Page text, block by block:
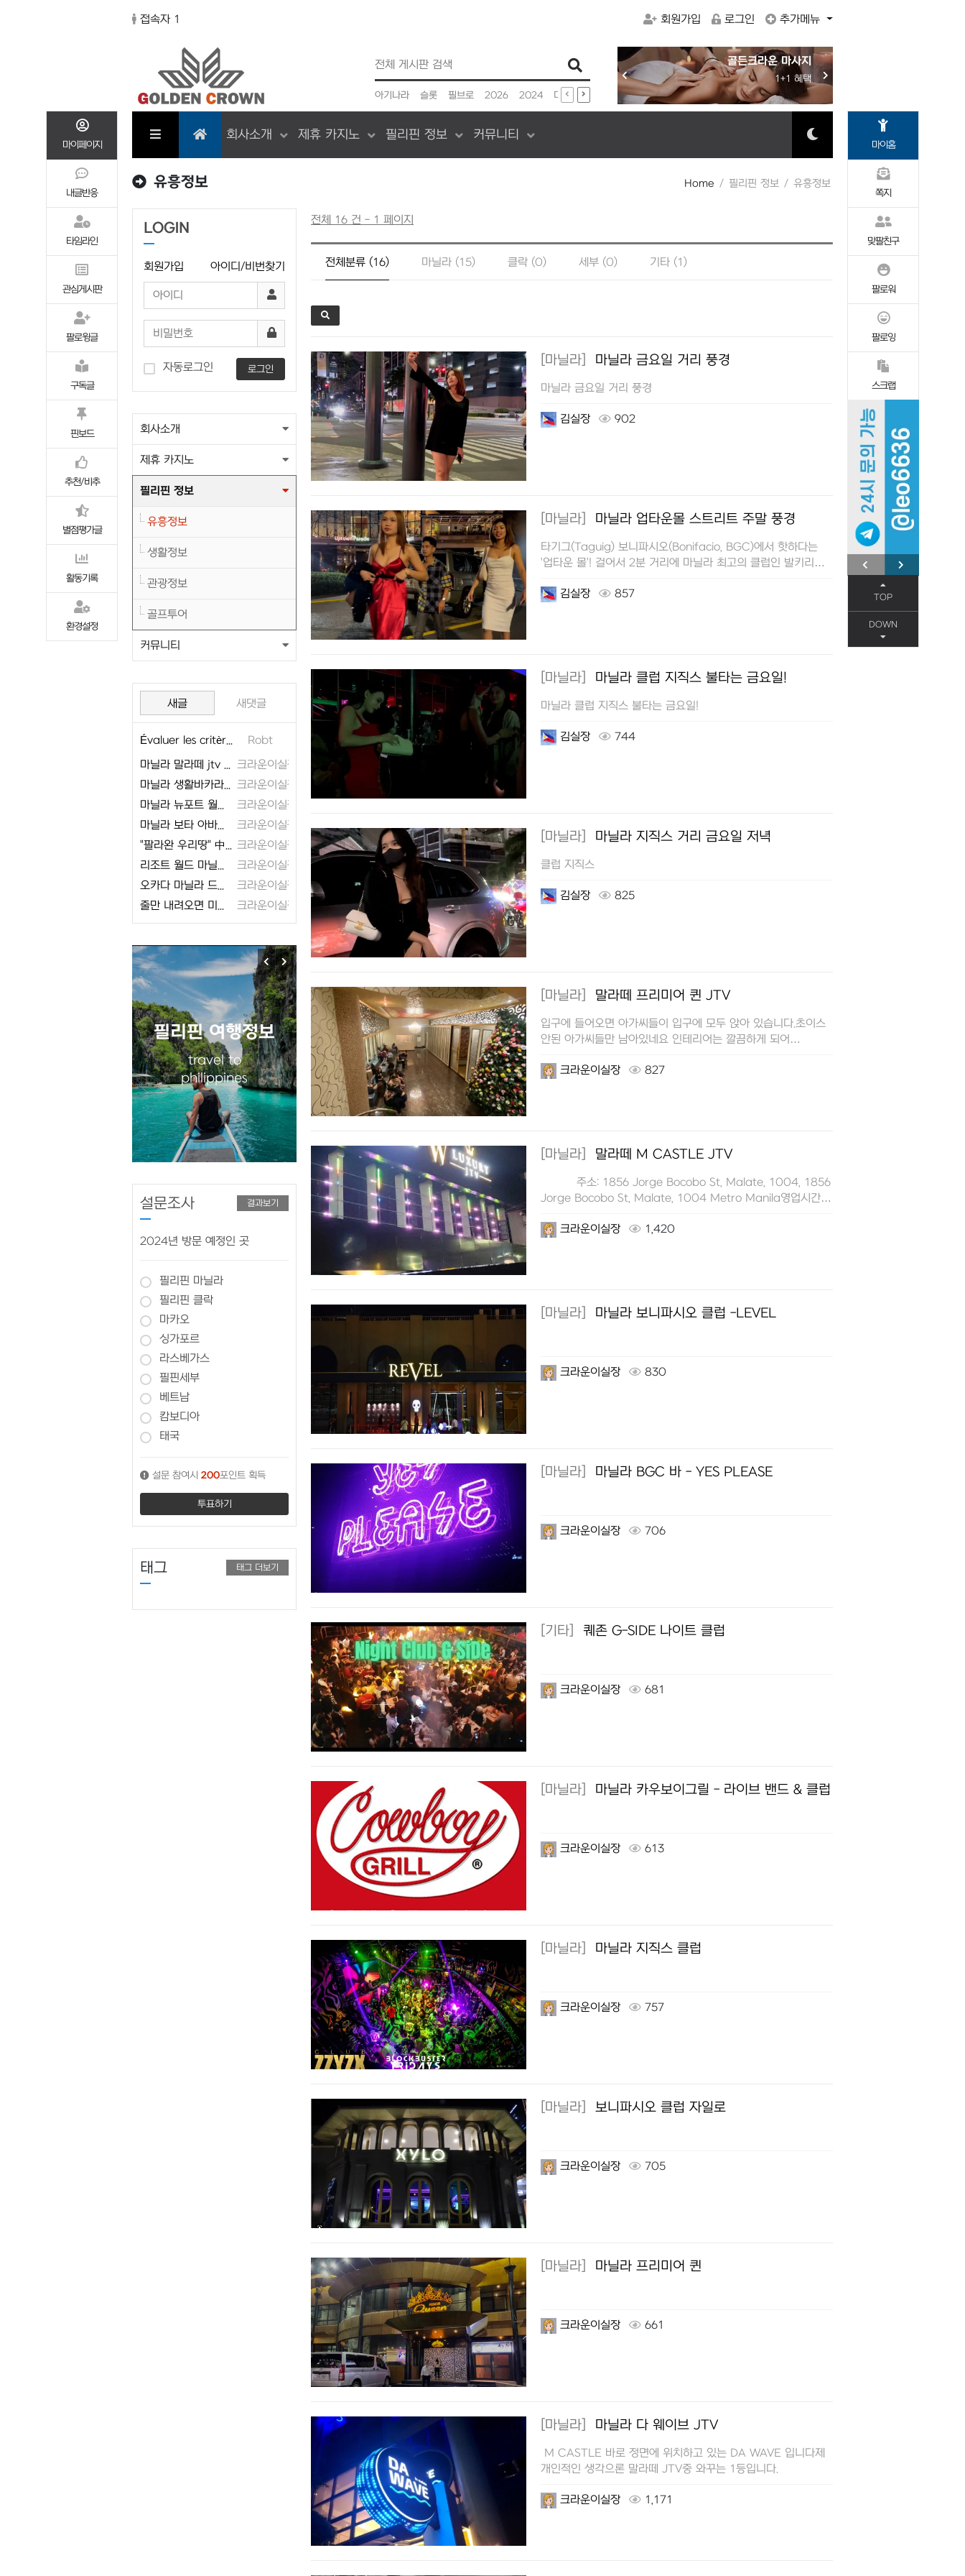
접속자 1 회원가입 로그인 추가메뉴
인기검색어
아기나라 슬롯 필브로 2026 2024 미쿡 앵무새 신승환 Robt 바신
골든크라운 마사지
20% SALE
골든크라운 마사지
1+1 혜택
회사소개 제휴 카지노 필리핀 정보 커뮤니티
유흥정보 Home 필리핀 정보 유흥정보
마이페이지
내글반응
타임라인
관심게시판
팔로윙글
구독글
핀보드
추천/비추
별점평가글
활동기록
환경설정
마이홈
쪽지
맞팔친구
팔로워
팔로잉
스크랩
TOP
DOWN
LOGIN
회원가입 아이디/비번찾기
자동로그인 로그인
회사소개
제휴 카지노
필리핀 정보
유흥정보
생활정보
관광정보
골프투어
커뮤니티
새글 새댓글
Évaluer les critères décisifs pour sélectionner le meilleur casino en ligne selon vos préférences particulières
Robt
마닐라 말라떼 jtv 클럽 루이 크라운이실장
마닐라 생활바카라 일주일 크라운이실장
마닐라 뉴포트 월드 마닐라 프리룸 이벤트
크라운이실장
마닐라 보타 아바타 뉴포트 마닐라 실시간 그림
크라운이실장
"팔라완 우리땅" 中네티즌 뜬금 주장..필리핀 "터무니없다" 크라운이실장
리조트 월드 마닐라 피디 슈퍼식스 50배 !!
크라운이실장
오카다 마닐라 드윈 실시간 그림
크라운이실장
줄만 내려오면 미친듯이 x x 하는형님 4부
크라운이실장
필리핀 유흥정보
Philippines
nightlife
필리핀 여행정보
travel to
philippines
필리핀 골프투어
Philippines golf
설문조사 결과보기
2024년 방문 예정인 곳
필리핀 마닐라
필리핀 클락
마카오
싱가포르
라스베가스
필핀세부
베트남
캄보디아
태국
설문 참여시 200포인트 획득
태그 태그 더보기
전체 16 건 - 1 페이지
전체분류 (16) 마닐라 (15) 클락 (0) 세부 (0) 기타 (1)
[마닐라] 마닐라 금요일 거리 풍경
마닐라 금요일 거리 풍경
김실장 902
[마닐라] 마닐라 업타운몰 스트리트 주말 풍경
타기그(Taguig) 보니파시오(Bonifacio, BGC)에서 핫하다는
'업타운 몰'! 걸어서 2분 거리에 마닐라 최고의 클럽인 발키리
김실장
857
[마닐라] 마닐라 클럽 지직스 불타는 금요일!
마닐라 클럽 지직스 불타는 금요일!
김실장 744
[마닐라] 마닐라 지직스 거리 금요일 저녁
클럽 지직스
김실장 825
[마닐라] 말라떼 프리미어 퀸 JTV
입구에 들어오면 아가씨들이 입구에 모두 앉아 있습니다.초이스
안된 아가씨들만 남아있네요 인테리어는 깔끔하게 되어
가능합니다.룸 내부 사진입니다.2명이서 3시간 놀고 LD(레이디
크라운이실장 827
[마닐라] 말라떼 M CASTLE JTV
주소: 1856 Jorge Bocobo St, Malate, 1004, 1856
Jorge Bocobo St, Malate, 1004 Metro Manila영업시간: ⋅
크라운이실장
1,420
[마닐라] 마닐라 보니파시오 클럽 -LEVEL
크라운이실장 830
[마닐라] 마닐라 BGC 바 - YES PLEASE
크라운이실장 706
[기타] 퀘존 G-SIDE 나이트 클럽
크라운이실장 681
[마닐라] 마닐라 카우보이그릴 - 라이브 밴드 & 클럽
크라운이실장 613
[마닐라] 마닐라 지직스 클럽
크라운이실장 757
[마닐라] 보니파시오 클럽 자일로
크라운이실장 705
[마닐라] 마닐라 프리미어 퀸
크라운이실장 661
[마닐라] 마닐라 다 웨이브 JTV
M CASTLE 바로 정면에 위치하고 있는 DA WAVE 입니다제
개인적인 생각으론 말라떼 JTV중 와꾸는 1등입니다.
크라운이실장 1,171